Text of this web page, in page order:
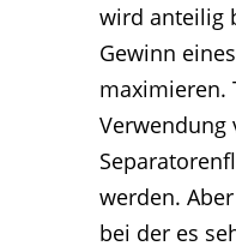
wird anteilig
Gewinn
maximieren.
Verwendung
werden.
bei der es